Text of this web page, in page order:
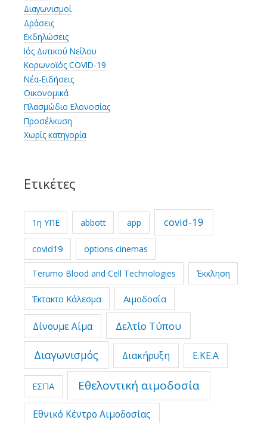
Διαγωνισμοί
Δράσεις
Εκδηλώσεις
Ιός Δυτικού Νείλου
Κορωνοϊός COVID-19
Νέα-Ειδήσεις
Οικονομικά
Πλασμώδιο Ελονοσίας
Προσέλκυση
Χωρίς κατηγορία
Ετικέτες
1η ΥΠΕ abbott app covid-19
covid19 options cinemas
Terumo Blood and Cell Technologies Έκκληση
Έκτακτο Κάλεσμα Αιμοδοσία
Δίνουμε Αίμα Δελτίο Τύπου
Διαγωνισμός Διακήρυξη Ε.ΚΕ.Α
ΕΣΠΑ Εθελοντική αιμοδοσία
Εθνικό Κέντρο Αιμοδοσίας